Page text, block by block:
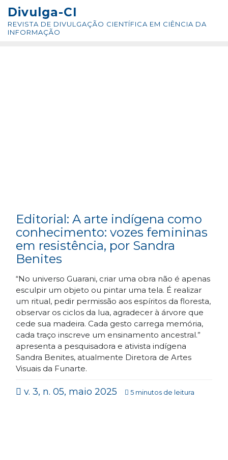
conteúdo
Skip
to
content
Divulga-CI
REVISTA DE DIVULGAÇÃO CIENTÍFICA EM CIÊNCIA DA
INFORMAÇÃO
Editorial: A arte indígena como
conhecimento: vozes femininas
em resistência, por Sandra
Benites
“No universo Guarani, criar uma obra não é apenas
esculpir um objeto ou pintar uma tela. É realizar
um ritual, pedir permissão aos espíritos da floresta,
observar os ciclos da lua, agradecer à árvore que
cede sua madeira. Cada gesto carrega memória,
cada traço inscreve um ensinamento ancestral.”
apresenta a pesquisadora e ativista indígena
Sandra Benites, atualmente Diretora de Artes
Visuais da Funarte.
v. 3, n. 05, maio 2025 5 minutos de leitura